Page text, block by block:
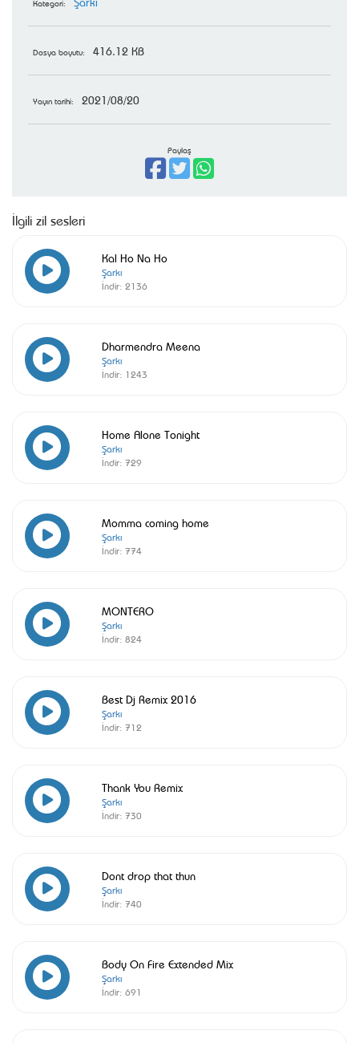
Kategori:
Dosya boyutu: 416.12 KB
Yayın tarihi: 2021/08/20
Paylaş
İlgili zil sesleri
Kal Ho Na Ho
Şarkı
İndir: 2136
Dharmendra Meena
Şarkı
İndir: 1243
Home Alone Tonight
Şarkı
İndir: 729
Momma coming home
Şarkı
İndir: 774
MONTERO
Şarkı
İndir: 824
Best Dj Remix 2016
Şarkı
İndir: 712
Thank You Remix
Şarkı
İndir: 730
Dont drop that thun
Şarkı
İndir: 740
Body On Fire Extended Mix
Şarkı
İndir: 691